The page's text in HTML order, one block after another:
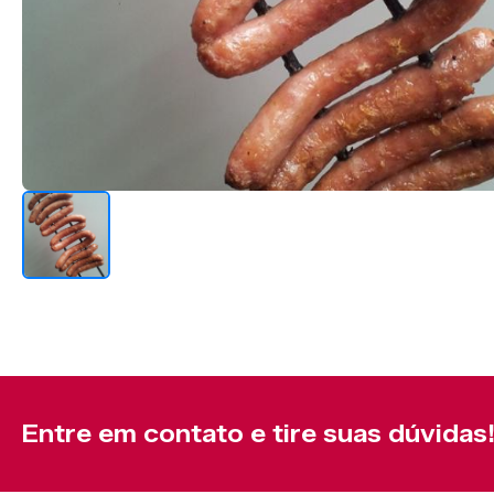
Entre em contato e tire suas dúvidas!